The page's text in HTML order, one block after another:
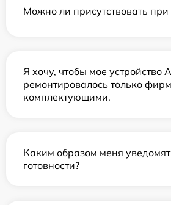
Можно ли присутствовать при
Я хочу, чтобы мое устройство
ремонтировалось только
комплектующими.
Каким образом меня
готовности?